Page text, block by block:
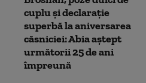
cuplu și declarație
superbă la aniversarea
căsniciei: Abia aștept
următorii 25 de ani
împreună